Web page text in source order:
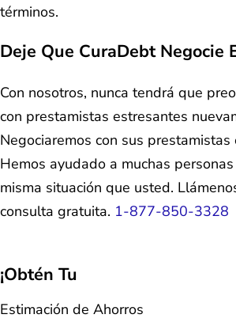
términos.
Deje Que CuraDebt Negocie
Con nosotros, nunca tendrá que
con prestamistas estresantes
Negociaremos con sus prestamistas
Hemos ayudado a muchas
misma situación que usted.
consulta gratuita. 1-877-850-3328
¡Obtén Tu
Estimación de Ahorros